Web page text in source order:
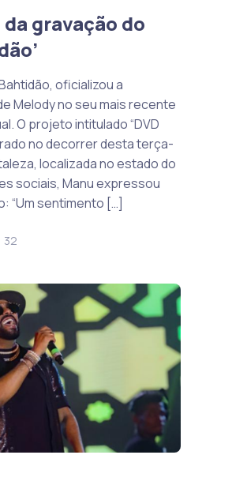
gravação do
oficializou a
Melody no seu mais recente
O projeto intitulado “DVD
no decorrer desta terça-
localizada no estado do
sociais, Manu expressou
“Um sentimento […]
32